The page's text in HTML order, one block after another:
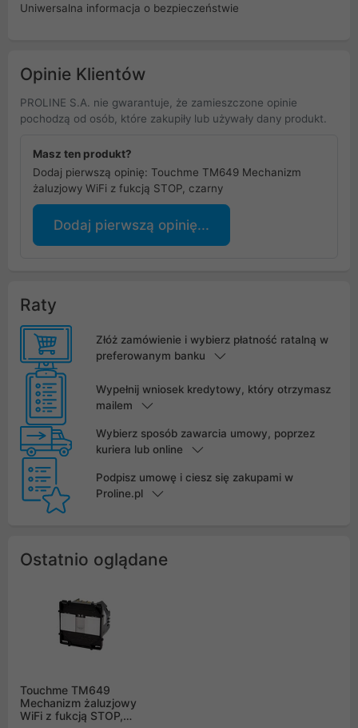
Uniwersalna informacja o bezpieczeństwie
Opinie Klientów
PROLINE S.A. nie gwarantuje, że zamieszczone opinie
pochodzą od osób, które zakupiły lub używały dany produkt.
Masz ten produkt?
Dodaj pierwszą opinię: Touchme TM649 Mechanizm
żaluzjowy WiFi z fukcją STOP, czarny
Dodaj pierwszą opinię...
Raty
Złóż zamówienie i wybierz płatność ratalną w
preferowanym banku
Wypełnij wniosek kredytowy, który otrzymasz
mailem
Wybierz sposób zawarcia umowy, poprzez
kuriera lub online
Podpisz umowę i ciesz się zakupami w
Proline.pl
Ostatnio oglądane
Touchme TM649
Mechanizm żaluzjowy
WiFi z fukcją STOP,